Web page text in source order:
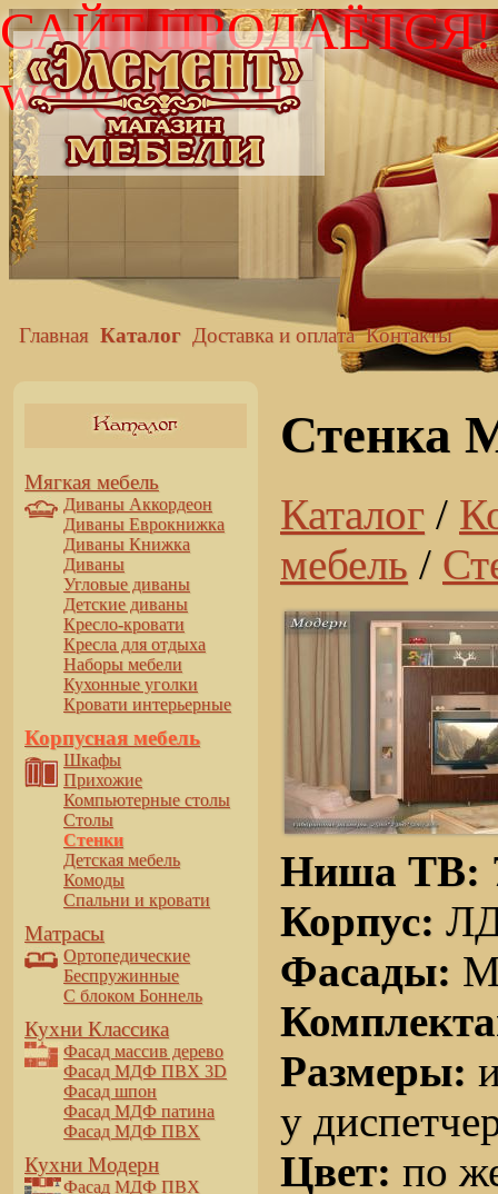
САЙТ ПРОДАЁТСЯ!
web@da33.ru
Главная Каталог Доставка и оплата Контакты
Мягкая мебель
Диваны Аккордеон
Диваны Еврокнижка
Диваны Книжка
Диваны
Угловые диваны
Детские диваны
Кресло-кровати
Кресла для отдыха
Наборы мебели
Кухонные уголки
Кровати интерьерные
Корпусная мебель
Шкафы
Прихожие
Компьютерные столы
Столы
Стенки
Детская мебель
Комоды
Спальни и кровати
Матрасы
Ортопедические
Беспружинные
С блоком Боннель
Кухни Классика
Фасад массив дерево
Фасад МДФ ПВХ 3D
Фасад шпон
Фасад МДФ патина
Фасад МДФ ПВХ
Кухни Модерн
Фасад МДФ ПВХ
Стенка
Каталог /
мебель /
Ниша ТВ:
Корпус:
Фасады:
Размеры:
у
Цвет: по